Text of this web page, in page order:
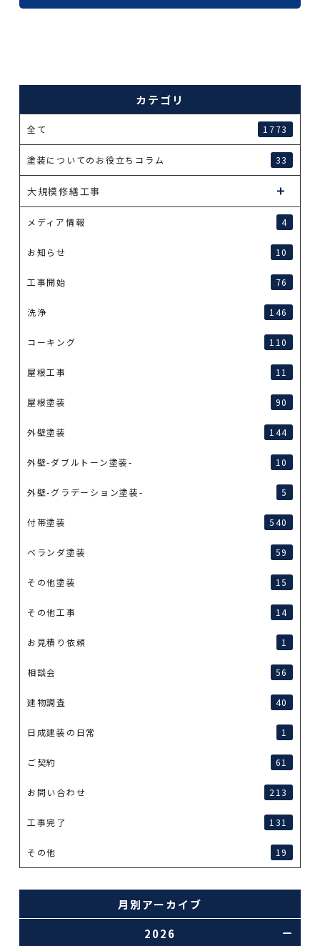
カテゴリ
全て 1773
塗装についてのお役立ちコラム 33
大規模修繕工事
メディア情報 4
お知らせ 10
工事開始 76
洗浄 146
コーキング 110
屋根工事 11
屋根塗装 90
外壁塗装 144
外壁-ダブルトーン塗装- 10
外壁-グラデーション塗装- 5
付帯塗装 540
ベランダ塗装 59
その他塗装 15
その他工事 14
お見積り依頼 1
相談会 56
建物調査 40
日成建装の日常 1
ご契約 61
お問い合わせ 213
工事完了 131
その他 19
月別アーカイブ
2026